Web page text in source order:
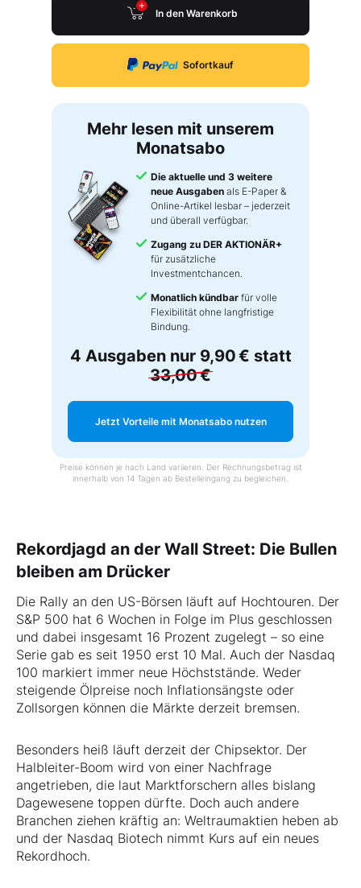
In den Warenkorb
Sofortkauf
Mehr lesen mit unserem
Monatsabo
Die aktuelle und 3 weitere
neue Ausgaben als E-Paper &
Online-Artikel lesbar – jederzeit
und überall verfügbar.
Zugang zu DER AKTIONÄR+
für zusätzliche
Investmentchancen.
Monatlich kündbar für volle
Flexibilität ohne langfristige
Bindung.
4 Ausgaben nur 9,90 € statt
33,00 €
Jetzt Vorteile mit Monatsabo nutzen
Preise können je nach Land variieren. Der Rechnungsbetrag ist
innerhalb von 14 Tagen ab Bestelleingang zu begleichen.
Rekordjagd an der Wall Street: Die Bullen
bleiben am Drücker
Die Rally an den US-Börsen läuft auf Hochtouren. Der
S&P 500 hat 6 Wochen in Folge im Plus geschlossen
und dabei insgesamt 16 Prozent zugelegt – so eine
Serie gab es seit 1950 erst 10 Mal. Auch der Nasdaq
100 markiert immer neue Höchststände. Weder
steigende Ölpreise noch Inflationsängste oder
Zollsorgen können die Märkte derzeit bremsen.
Besonders heiß läuft derzeit der Chipsektor. Der
Halbleiter-Boom wird von einer Nachfrage
angetrieben, die laut Marktforschern alles bislang
Dagewesene toppen dürfte. Doch auch andere
Branchen ziehen kräftig an: Weltraumaktien heben ab
und der Nasdaq Biotech nimmt Kurs auf ein neues
Rekordhoch.